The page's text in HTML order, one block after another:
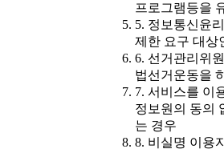
프로그램등을
5. 정보통신윤
제한 요구 대상
6. 선거관리위
법선거운동을
7. 서비스를 이
정보원의 동의
는 경우
8. 비실명 이용